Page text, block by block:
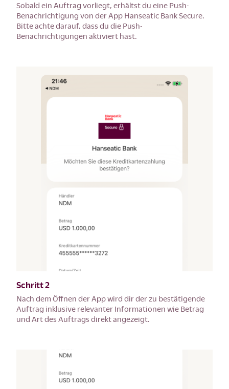
Sobald ein Auftrag vorliegt, erhältst du eine Push-
Benachrichtigung von der App Hanseatic Bank Secure.
Bitte achte darauf, dass du die Push-
Benachrichtigungen aktiviert hast.
Schritt 2
Nach dem Öffnen der App wird dir der zu bestätigende
Auftrag inklusive relevanter Informationen wie Betrag
und Art des Auftrags direkt angezeigt.